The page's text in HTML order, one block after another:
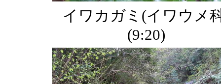
イワカガミ(イワウメ
(9:20)